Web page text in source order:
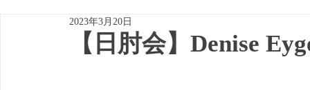
【日肘会】Denise
2023年3月20日